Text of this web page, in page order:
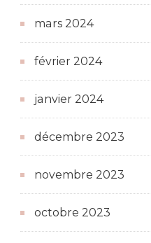
mars 2024
février 2024
janvier 2024
décembre 2023
novembre 2023
octobre 2023